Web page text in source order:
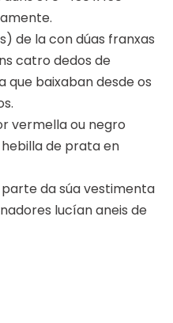
de la con dúas franxas
catro dedos de
baixaban desde os
vermella ou negro
de prata en
da súa vestimenta
lucían aneis de